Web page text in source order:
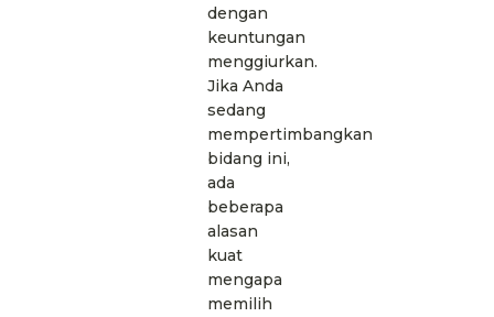
dengan
keuntungan
menggiurkan.
Jika Anda
sedang
mempertimbangkan
bidang ini,
ada
beberapa
alasan
kuat
mengapa
memilih